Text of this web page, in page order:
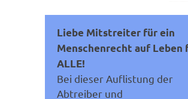
Liebe Mitstreiter für ein
Menschenrecht auf Leben
ALLE!
Bei dieser Auflistung der
Abtreiber und